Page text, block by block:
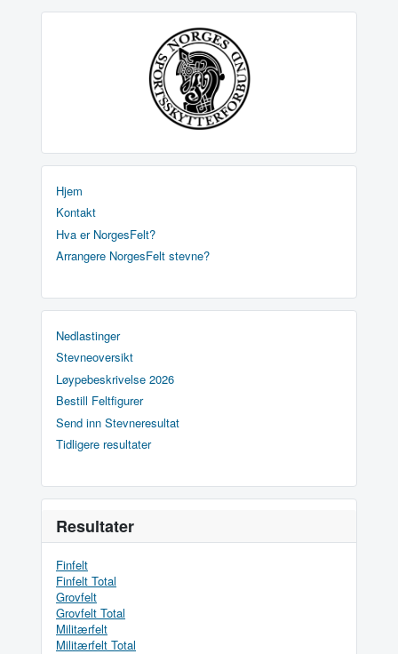
Hjem
Kontakt
Hva er NorgesFelt?
Arrangere NorgesFelt stevne?
Nedlastinger
Stevneoversikt
Løypebeskrivelse 2026
Bestill Feltfigurer
Send inn Stevneresultat
Tidligere resultater
Resultater
Finfelt
Finfelt Total
Grovfelt
Grovfelt Total
Militærfelt
Militærfelt Total